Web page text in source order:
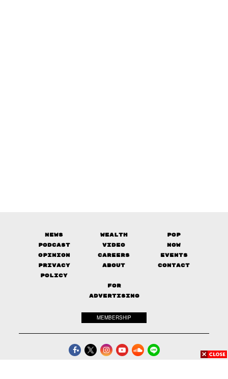
News Wealth
Pop
Podcast
Video
Now
Opinion
Careers
Events
Privacy
Policy
About Contact
FOR
ADVERTISING
MEMBERSHIP